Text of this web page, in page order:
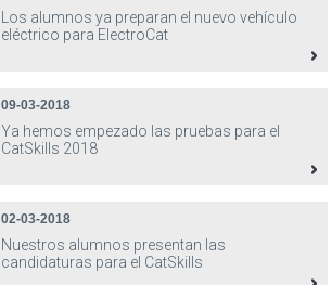
Los alumnos ya preparan el nuevo vehículo
eléctrico para ElectroCat
09-03-2018
Ya hemos empezado las pruebas para el
CatSkills 2018
02-03-2018
Nuestros alumnos presentan las
candidaturas para el CatSkills